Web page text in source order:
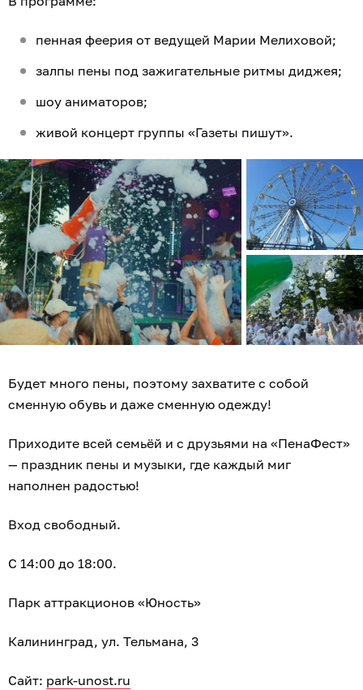
пенная феерия от ведущей Марии Мелиховой;
залпы пены под зажигательные ритмы диджея;
шоу аниматоров;
живой концерт группы «Газеты пишут».
Будет много пены, поэтому захватите с собой
сменную обувь и даже сменную одежду!
Приходите всей семьёй и с друзьями на «ПенаФест»
— праздник пены и музыки, где каждый миг
наполнен радостью!
Вход свободный.
С 14:00 до 18:00.
Парк аттракционов «Юность»
Калининград, ул. Тельмана, 3
Сайт: park-unost.ru